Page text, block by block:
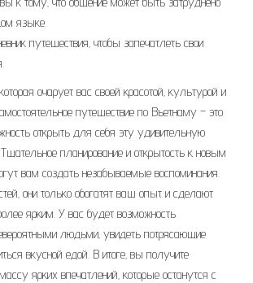
языке.
путешествия‚ чтобы запечатлеть свои
очарует вас своей красотой‚ культурой и
путешествие по Вьетнаму – это
открыть для себя эту удивительную
планирование и открытость к новым
вам создать незабываемые воспоминания.
они только обогатят ваш опыт и сделают
ярким. У вас будет возможность
людьми‚ увидеть потрясающие
вкусной едой. В итоге‚ вы получите
ярких впечатлений‚ которые останутся с